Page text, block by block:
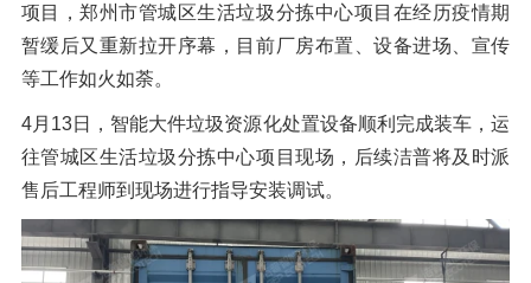
圆锥破碎机 立轴冲击式破碎机
RDF成型机 生物质颗粒机
成套机组
橡胶破胶机组
风选机 滚筒筛
脉冲除尘器 轮胎抽丝机
联系我们
项目，郑州市管城区生活垃圾分拣中心项目在经历疫情期
暂缓后又重新拉开序幕，目前厂房布置、设备进场、宣传
等工作如火如荼。
4月13日，智能大件垃圾资源化处置设备顺利完成装车，运
往管城区生活垃圾分拣中心项目现场，后续洁普将及时派
售后工程师到现场进行指导安装调试。